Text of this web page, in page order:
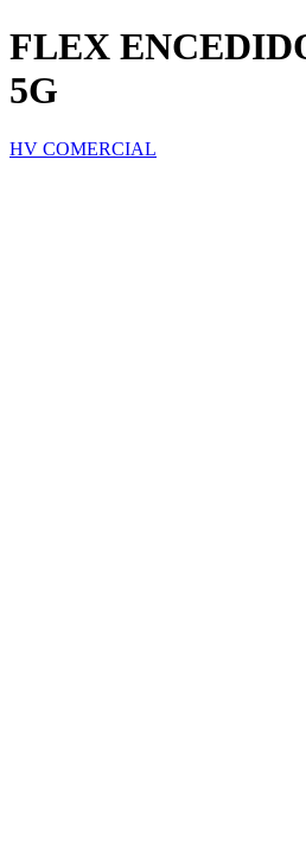
FLEX
5G
HV COMERCIAL